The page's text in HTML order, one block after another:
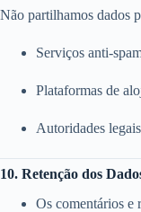
Não partilhamos dados
Serviços anti-
Plataformas de
Autoridades
10. Retenção dos
Os comentários e